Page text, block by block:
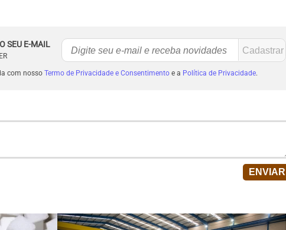
SEU E-MAIL
com nosso Termo de Privacidade e Consentimentoe a Política de Privacidade.